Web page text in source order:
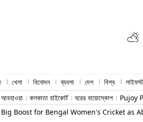
খেলা বিনোদন ব্যবসা দেশ বিশ্ব
আবহাওয়া কলকাতা হাইকোর্ট ঘরের বায়োস্কোপ
Pujoy
Big Boost for Bengal Women's Cricket as